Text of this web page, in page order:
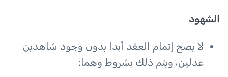
الشهود
لا يصح إتمام العقد أبدا بدون وجود شاهدين
عدلين، ويتم ذلك بشروط وهما: